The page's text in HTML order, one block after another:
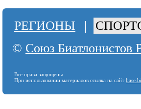
РЕГИОНЫ |
© Союз Биатлонистов
Все права защищены.
При использовании материалов ссылка на сайт